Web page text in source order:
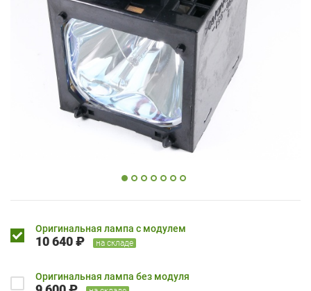
Оригинальная лампа с модулем
10 640 ₽ на складе
Оригинальная лампа без модуля